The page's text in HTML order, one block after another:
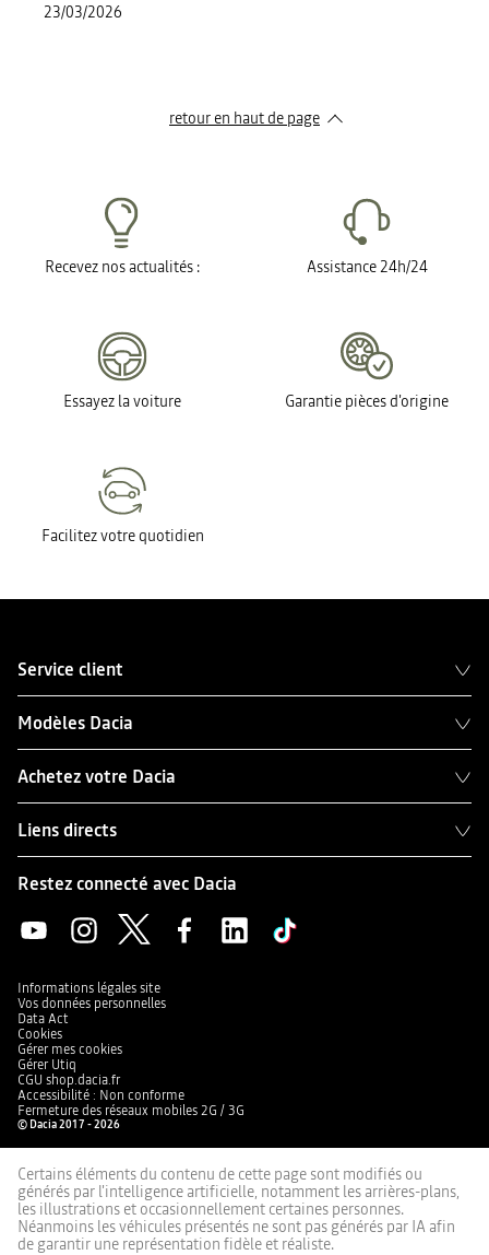
23/03/2026
retour en haut de page​
Recevez nos actualités : Assistance 24h/24
Essayez la voiture Garantie pièces d'origine
Facilitez votre quotidien
Service client
Modèles Dacia
Achetez votre Dacia
Liens directs
Restez connecté avec Dacia
Informations légales site
Vos données personnelles
Data Act
Cookies
Gérer mes cookies
Gérer Utiq
CGU shop.dacia.fr
Accessibilité : Non conforme
Fermeture des réseaux mobiles 2G / 3G
© Dacia 2017 - 2026
Certains éléments du contenu de cette page sont modifiés ou
générés par l'intelligence artificielle, notamment les arrières-plans,
les illustrations et occasionnellement certaines personnes.
Néanmoins les véhicules présentés ne sont pas générés par IA afin
de garantir une représentation fidèle et réaliste.